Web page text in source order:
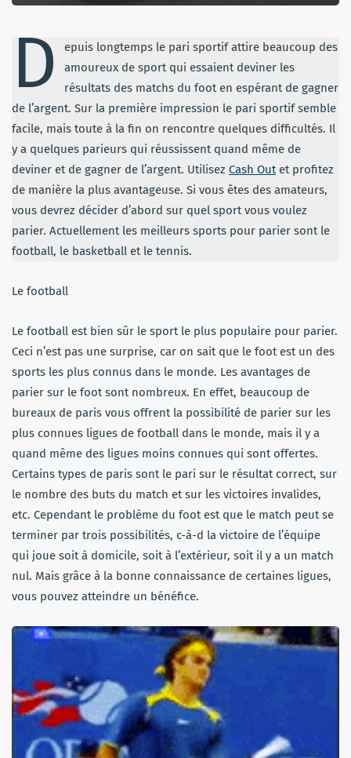
D
epuis longtemps le pari sportif attire beaucoup des
amoureux de sport qui essaient deviner les
résultats des matchs du foot en espérant de gagner
de l’argent. Sur la première impression le pari sportif semble
facile, mais toute à la fin on rencontre quelques difficultés. Il
y a quelques parieurs qui réussissent quand même de
deviner et de gagner de l’argent. Utilisez Cash Outet profitez
de manière la plus avantageuse. Si vous êtes des amateurs,
vous devrez décider d’abord sur quel sport vous voulez
parier. Actuellement les meilleurs sports pour parier sont le
football, le basketball et le tennis.
Le football
Le football est bien sûr le sport le plus populaire pour parier.
Ceci n’est pas une surprise, car on sait que le foot est un des
sports les plus connus dans le monde. Les avantages de
parier sur le foot sont nombreux. En effet, beaucoup de
bureaux de paris vous offrent la possibilité de parier sur les
plus connues ligues de football dans le monde, mais il y a
quand même des ligues moins connues qui sont offertes.
Certains types de paris sont le pari sur le résultat correct, sur
le nombre des buts du match et sur les victoires invalides,
etc. Cependant le problème du foot est que le match peut se
terminer par trois possibilités, c-à-d la victoire de l’équipe
qui joue soit à domicile, soit à l’extérieur, soit il y a un match
nul. Mais grâce à la bonne connaissance de certaines ligues,
vous pouvez atteindre un bénéfice.